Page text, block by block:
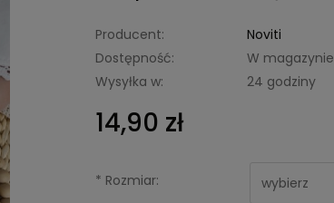
Producent:
Noviti
Dostępność:
W magazynie
Wysyłka w:
24 godziny
14,90 zł
* Rozmiar: